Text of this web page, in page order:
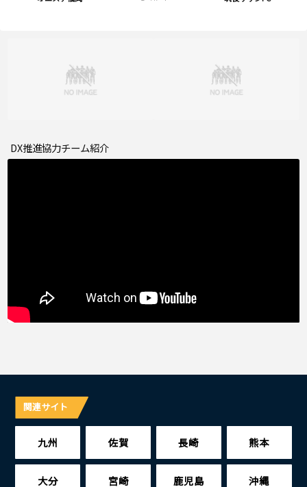
DX推進協力チーム紹介
関連サイト
九州 佐賀 長崎 熊本
大分 宮崎 鹿児島 沖縄